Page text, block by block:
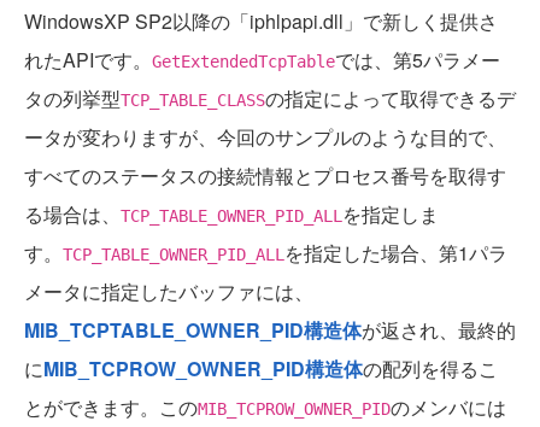
WindowsXP SP2以降の「iphlpapi.dll」で新しく提供さ
れたAPIです。
GetExtendedTcpTableでは、第5パラメー
タの列挙型TCP_TABLE_CLASSの指定によって取得できるデ
ータが変わりますが、今回のサンプルのような目的で、
すべてのステータスの接続情報とプロセス番号を取得す
る場合は、
TCP_TABLE_OWNER_PID_ALLを指定しま
す。
TCP_TABLE_OWNER_PID_ALLを指定した場合、第1パラ
メータに指定したバッファには、
MIB_TCPTABLE_OWNER_PID構造体が返され、最終的
にMIB_TCPROW_OWNER_PID構造体の配列を得るこ
とができます。このMIB_TCPROW_OWNER_PIDのメンバには